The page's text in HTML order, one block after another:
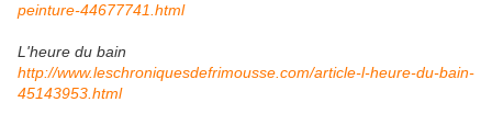
peinture-44677741.html
L'heure du bain
http://www.leschroniquesdefrimousse.com/article-l-heure-du-bain-
45143953.html